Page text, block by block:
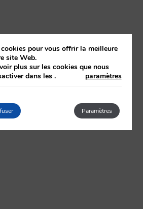
pour vous offrir la meilleure
site Web.
plus sur les cookies que nous
dans les
paramètres
.
Paramètres